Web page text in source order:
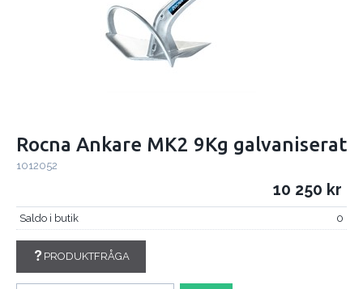
Rocna Ankare MK2 9Kg galvaniserat
1012052
10 250
Saldo i butik 0
PRODUKTFRÅGA